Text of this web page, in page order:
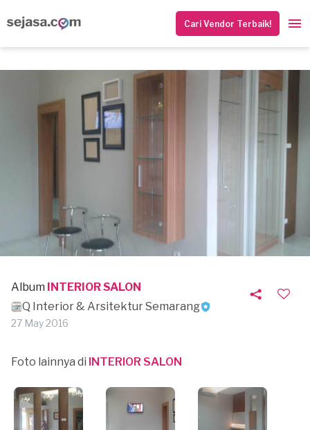
Cari Vendor Terbaik!
Album INTERIOR SALON
Q Interior & Arsitektur Semarang
27 May 2016
Foto lainnya di INTERIOR SALON